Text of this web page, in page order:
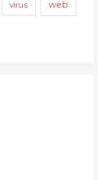
virus web